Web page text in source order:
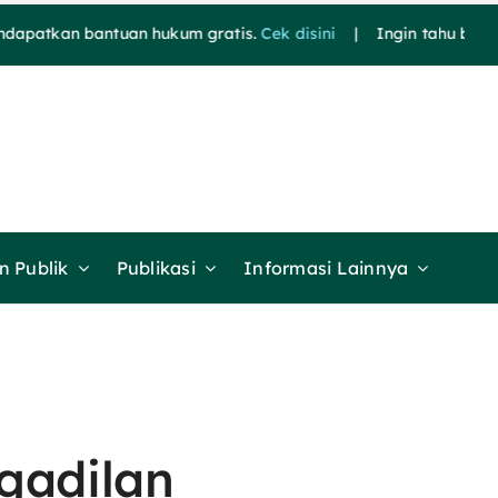
bantuan hukum gratis. Cek disini| Ingin tahu berita terkini
Publik Publikasi Informasi Lainnya